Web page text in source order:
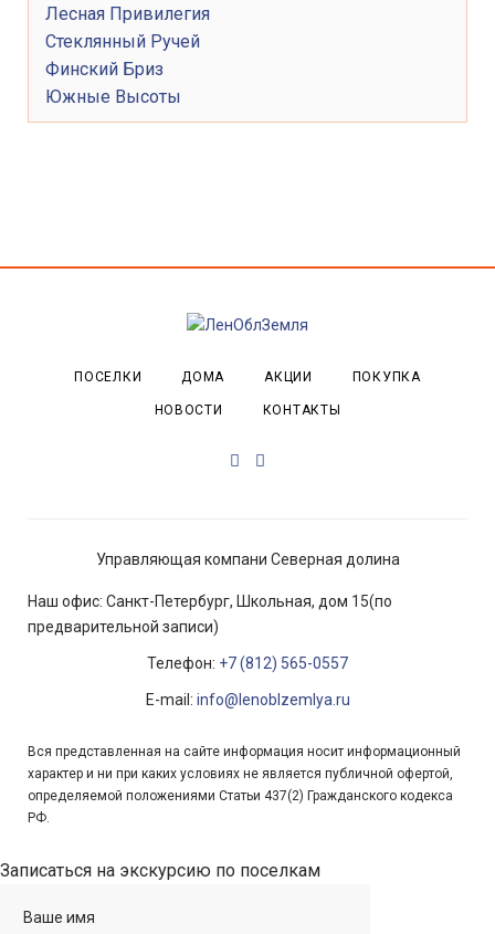
Лесная Привилегия
Стеклянный Ручей
Финский Бриз
Южные Высоты
ПОСЕЛКИ ДОМА АКЦИИ ПОКУПКА
НОВОСТИ КОНТАКТЫ
Управляющая компани Северная долина
Наш офис: Санкт-Петербург, Школьная, дом 15(по
предварительной записи)
Телефон: +7 (812) 565-0557
E-mail: info@lenoblzemlya.ru
Вся представленная на сайте информация носит информационный
характер и ни при каких условиях не является публичной офертой,
определяемой положениями Статьи 437(2) Гражданского кодекса
РФ.
Записаться на экскурсию по поселкам